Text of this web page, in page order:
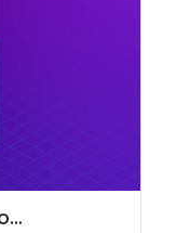
Vrijstellingsregeling kleine ondernemingen